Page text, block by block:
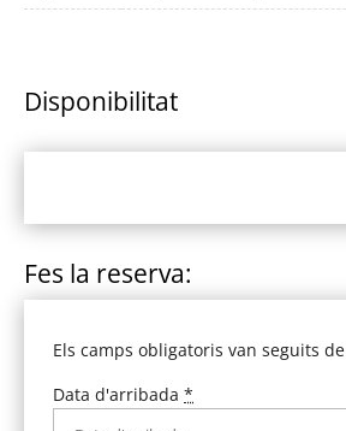
Disponibilitat
Fes la reserva:
Els camps obligatoris van seguits de
Data d'arribada *